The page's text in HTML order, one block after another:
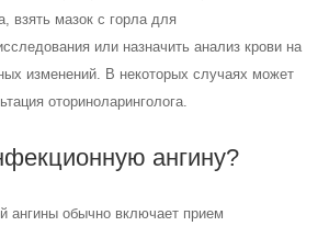
взять мазок с горла для
или назначить анализ крови на
изменений. В некоторых случаях может
оториноларинголога.
ангину?
ангины обычно включает прием